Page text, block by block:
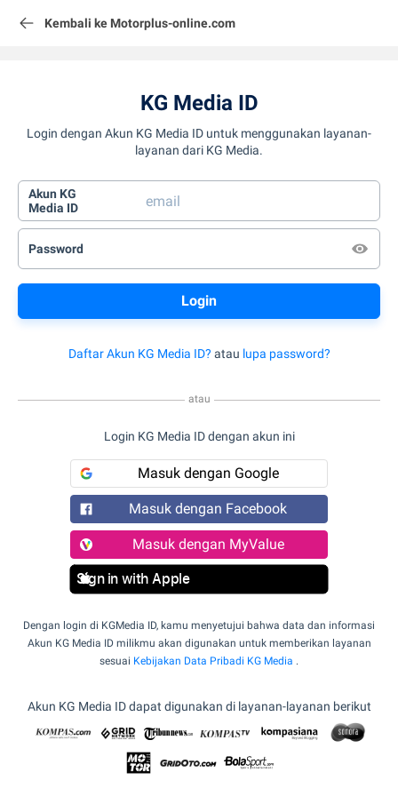
Kembali ke Motorplus-online.com
KG Media ID
Login dengan Akun KG Media ID untuk menggunakan layanan-
layanan dari KG Media.
Akun KG
Media ID
Password
Daftar Akun KG Media ID? atau lupa password?
atau
Login KG Media ID dengan akun ini
Masuk dengan Google
Masuk dengan Facebook
Masuk dengan MyValue
Sign in with Apple
Dengan login di KGMedia ID, kamu menyetujui bahwa data dan informasi
Akun KG Media ID milikmu akan digunakan untuk memberikan layanan
sesuai Kebijakan Data Pribadi KG Media .
Akun KG Media ID dapat digunakan di layanan-layanan berikut